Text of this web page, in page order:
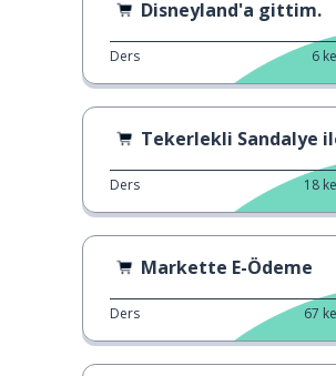
Disneyland'a gittim.
Ders 6
Tekerlekli Sandalye ile Alışveriş
Ders 18
Markette E-Ödeme
Ders 67